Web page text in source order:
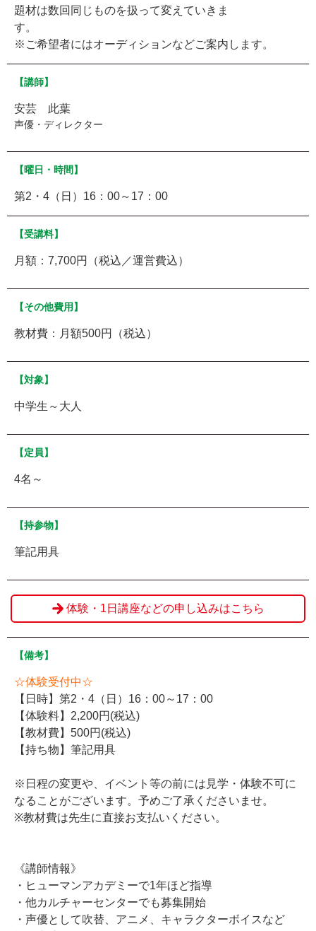
題材は数回同じものを扱って変えていきま
※ご希望者にはオーディションなどご案内します。
【講師】
安芸 此葉
声優・ディレクター
【曜日・時間】
第2・4（日）16：00～17：00
【受講料】
月額：7,700円（税込／運営費込）
【その他費用】
教材費：月額500円（税込）
【対象】
中学生～大人
【定員】
4名～
【持参物】
筆記用具
体験・1日講座などの申し込みはこちら
【備考】
☆体験受付中☆
【日時】第2・4（日）16：00～17：00
【体験料】2,200円(税込)
【教材費】500円(税込)
【持ち物】筆記用具
※日程の変更や、イベント等の前には見学・体験不可に
なることがございます。予めご了承くださいませ。
※教材費は先生に直接お支払いください。
《講師情報》
・ヒューマンアカデミーで1年ほど指導
・他カルチャーセンターでも募集開始
・声優として吹替、アニメ、キャラクターボイスなど